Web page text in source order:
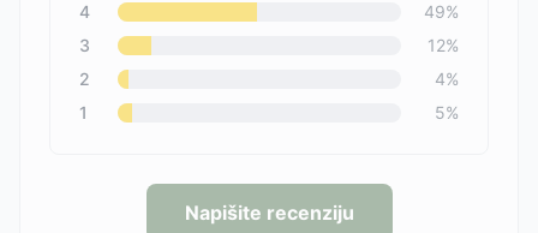
4
49%
3
12%
2
4%
1
5%
Napišite recenziju